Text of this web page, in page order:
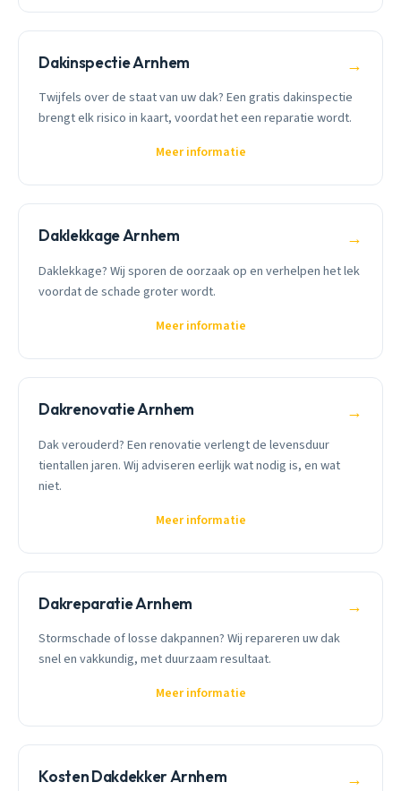
Dakinspectie Arnhem →
Twijfels over de staat van uw dak? Een gratis dakinspectie
brengt elk risico in kaart, voordat het een reparatie wordt.
Meer informatie
Daklekkage Arnhem →
Daklekkage? Wij sporen de oorzaak op en verhelpen het lek
voordat de schade groter wordt.
Meer informatie
Dakrenovatie Arnhem →
Dak verouderd? Een renovatie verlengt de levensduur
tientallen jaren. Wij adviseren eerlijk wat nodig is, en wat
niet.
Meer informatie
Dakreparatie Arnhem →
Stormschade of losse dakpannen? Wij repareren uw dak
snel en vakkundig, met duurzaam resultaat.
Meer informatie
Kosten Dakdekker Arnhem →